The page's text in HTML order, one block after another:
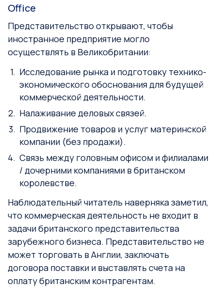
Office
Представительство открывают, чтобы
иностранное предприятие могло
осуществлять в Великобритании:
Исследование рынка и подготовку технико-
экономического обоснования для будущей
коммерческой деятельности.
Налаживание деловых связей.
Продвижение товаров и услуг материнской
компании (без продажи).
Связь между головным офисом и филиалами
/ дочерними компаниями в британском
королевстве.
Наблюдательный читатель наверняка заметил,
что коммерческая деятельность не входит в
задачи британского представительства
зарубежного бизнеса. Представительство не
может торговать в Англии, заключать
договора поставки и выставлять счета на
оплату британским контрагентам.